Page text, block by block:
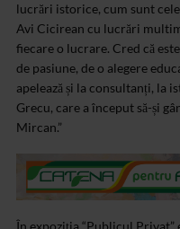
lucrări istorice, cum sunt
Avi Cicirean cu lucrări
fiecare o lucrare. Cred că
de pasiune, de o alegere
apelează și la consultanți, la
Grecu, care a început să-și
Mircan.”
În expoziția “Publicul